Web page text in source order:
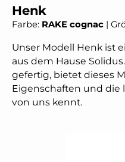
Henk
Farbe: RAKE cognac |
Unser Modell Henk ist
aus dem Hause
gefertig, bietet dieses
Eigenschaften und die
von uns kennt.